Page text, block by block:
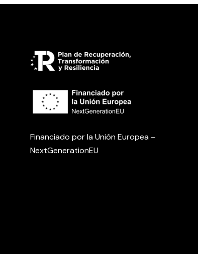
Financiado por la Unión Europea –
NextGenerationEU